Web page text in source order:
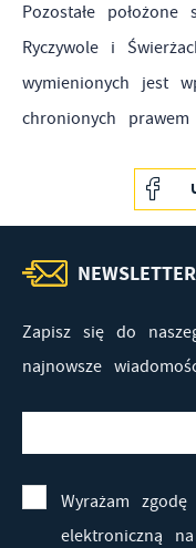
Pozostałe
Ryczywole i
wymienionych jest
chronionych
NEWSLETTER
Zapisz się do
najnowsze
Wyrażam
elektroniczną